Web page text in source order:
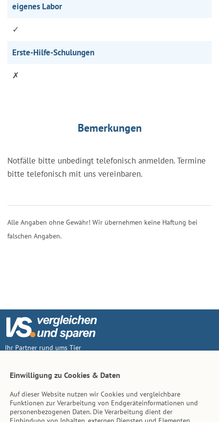
eigenes Labor
✓
Erste-Hilfe-Schulungen
✗
Bemerkungen
Notfälle bitte unbedingt telefonisch anmelden. Termine
bitte telefonisch mit uns vereinbaren.
Alle Angaben ohne Gewähr! Wir übernehmen keine Haftung bei
falschen Angaben.
Ihr Partner rund ums Tier
Inhalt
Tierarzt-Suche
Einwilligung zu Cookies & Daten
Auf dieser Website nutzen wir Cookies und vergleichbare
Funktionen zur Verarbeitung von Endgeräteinformationen und
personenbezogenen Daten. Die Verarbeitung dient der